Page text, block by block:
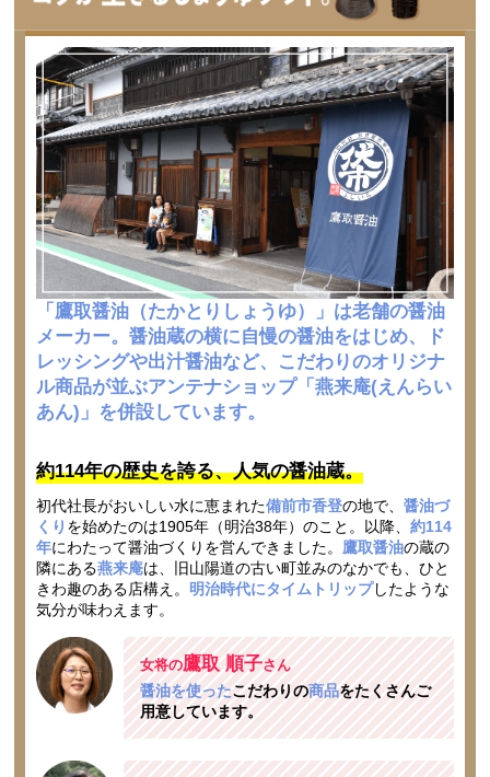
「鷹取醤油（たかとりしょうゆ）」は老舗の醤油
メーカー。醤油蔵の横に自慢の醤油をはじめ、ド
レッシングや出汁醤油など、こだわりのオリジナ
ル商品が並ぶアンテナショップ「燕来庵(えんらい
あん)」を併設しています。
約114年の歴史を誇る、人気の醤油蔵。
初代社長がおいしい水に恵まれた備前市香登の地で、醤油づ
くり を始めたのは1905年（明治38年）のこと。以降、約114
年にわたって醤油づくりを営んできました。 鷹取醤油の蔵の
隣にある燕来庵は、旧山陽道の古い町並みのなかでも、ひと
きわ趣のある店構え。 明治時代にタイムトリップしたような
気分が味わえます。
女将の鷹取 順子さん
醤油を使ったこだわりの商品をたくさんご
用意しています。